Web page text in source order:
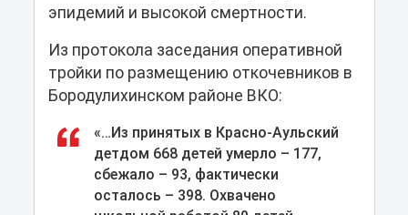
эпидемий и высокой смертности.
Из протокола заседания оперативной
тройки по размещению откочевников в
Бородулихинском районе ВКО:
«…Из принятых в Красно-Аульский
детдом 668 детей умерло – 177,
сбежало – 93, фактически
осталось – 398. Охвачено